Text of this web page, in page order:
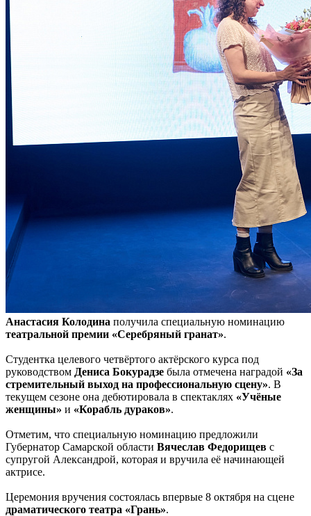
Анастасия Колодина получила специальную номинацию
театральной премии «Серебряный гранат».
Студентка целевого четвёртого актёрского курса под
руководством Дениса Бокурадзе была отмечена наградой «За
стремительный выход на профессиональную сцену». В
текущем сезоне она дебютировала в спектаклях «Учёные
женщины» и «Корабль дураков».
Отметим, что специальную номинацию предложили
Губернатор Самарской области Вячеслав Федорищев с
супругой Александрой, которая и вручила её начинающей
актрисе.
Церемония вручения состоялась впервые 8 октября на сцене
драматического театра «Грань».